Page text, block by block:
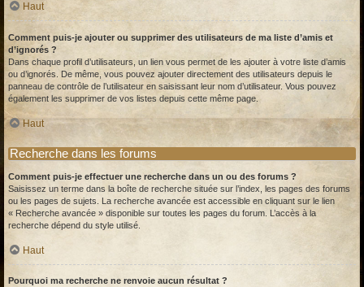
Haut
Comment puis-je ajouter ou supprimer des utilisateurs de ma liste d’amis et
d’ignorés ?
Dans chaque profil d’utilisateurs, un lien vous permet de les ajouter à votre liste d’amis
ou d’ignorés. De même, vous pouvez ajouter directement des utilisateurs depuis le
panneau de contrôle de l’utilisateur en saisissant leur nom d’utilisateur. Vous pouvez
également les supprimer de vos listes depuis cette même page.
Haut
Recherche dans les forums
Comment puis-je effectuer une recherche dans un ou des forums ?
Saisissez un terme dans la boîte de recherche située sur l’index, les pages des forums
ou les pages de sujets. La recherche avancée est accessible en cliquant sur le lien
« Recherche avancée » disponible sur toutes les pages du forum. L’accès à la
recherche dépend du style utilisé.
Haut
Pourquoi ma recherche ne renvoie aucun résultat ?